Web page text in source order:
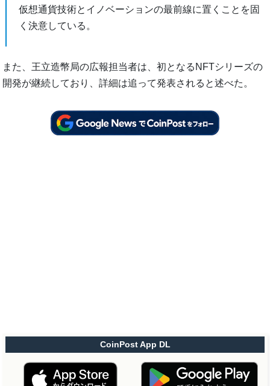
仮想通貨技術とイノベーションの最前線に置くことを固
く決意している。
また、王立造幣局の広報担当者は、初となるNFTシリーズの
開発が継続しており、詳細は追って発表されると述べた。
CoinPost App DL